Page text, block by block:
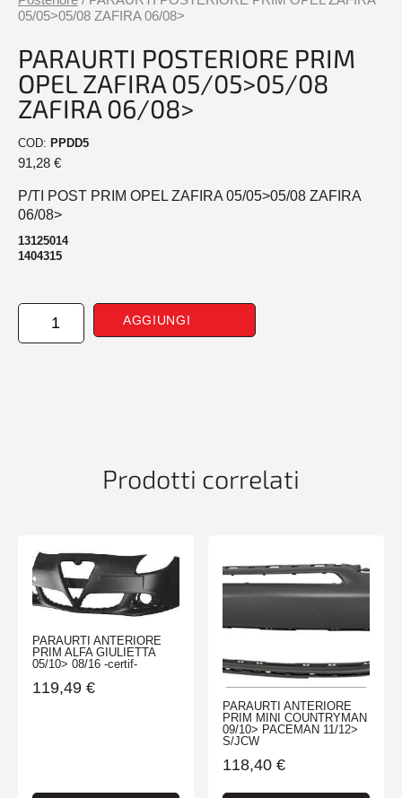
05/05>05/08 ZAFIRA 06/08>
PARAURTI POSTERIORE PRIM
OPEL ZAFIRA 05/05>05/08
ZAFIRA 06/08>
COD: PPDD5
91,28 €
P/TI POST PRIM OPEL ZAFIRA 05/05>05/08 ZAFIRA
06/08>
13125014
1404315
PARAURTI
POSTERIORE
AGGIUNGI
Prodotti correlati
PARAURTI ANTERIORE
PRIM ALFA GIULIETTA
05/10> 08/16 -certif-
119,49 €
PARAURTI ANTERIORE
PRIM MINI COUNTRYMAN
09/10> PACEMAN 11/12>
S/JCW
118,40 €